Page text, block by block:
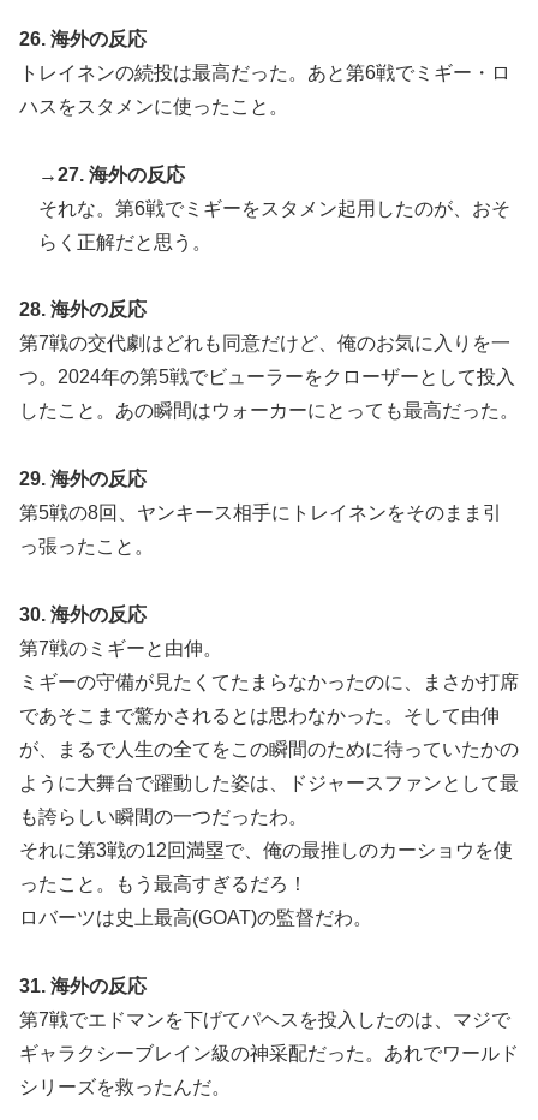
26. 海外の反応
トレイネンの続投は最高だった。あと第6戦でミギー・ロ
ハスをスタメンに使ったこと。
→27. 海外の反応
それな。第6戦でミギーをスタメン起用したのが、おそ
らく正解だと思う。
28. 海外の反応
第7戦の交代劇はどれも同意だけど、俺のお気に入りを一
つ。2024年の第5戦でビューラーをクローザーとして投入
したこと。あの瞬間はウォーカーにとっても最高だった。
29. 海外の反応
第5戦の8回、ヤンキース相手にトレイネンをそのまま引
っ張ったこと。
30. 海外の反応
第7戦のミギーと由伸。
ミギーの守備が見たくてたまらなかったのに、まさか打席
であそこまで驚かされるとは思わなかった。そして由伸
が、まるで人生の全てをこの瞬間のために待っていたかの
ように大舞台で躍動した姿は、ドジャースファンとして最
も誇らしい瞬間の一つだったわ。
それに第3戦の12回満塁で、俺の最推しのカーショウを使
ったこと。もう最高すぎるだろ！
ロバーツは史上最高(GOAT)の監督だわ。
31. 海外の反応
第7戦でエドマンを下げてパヘスを投入したのは、マジで
ギャラクシーブレイン級の神采配だった。あれでワールド
シリーズを救ったんだ。